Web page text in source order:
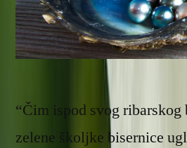
“Čim ispod svog ribarskog
zelene školjke bisernice